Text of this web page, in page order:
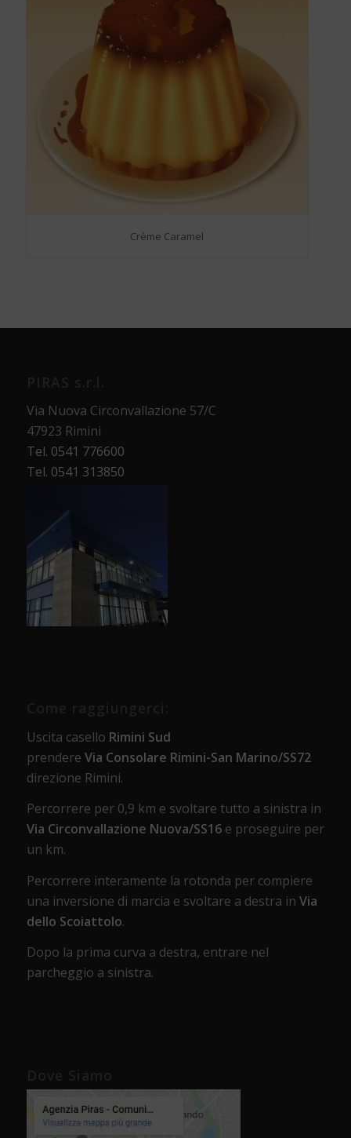
Crème Caramel
Via Nuova Circonvallazione 57/C
47923 Rimini
Tel. 0541 776600
Tel. 0541 313850
Uscita casello Rimini Sud
prendere Via Consolare Rimini-San Marino/SS72
direzione Rimini.
Percorrere per 0,9 km e svoltare tutto a sinistra in
Via Circonvallazione Nuova/SS16e proseguire per
un km.
Percorrere interamente la rotonda per compiere
una inversione di marcia e svoltare a destra in Via
dello Scoiattolo.
Dopo la prima curva a destra, entrare nel
parcheggio a sinistra.